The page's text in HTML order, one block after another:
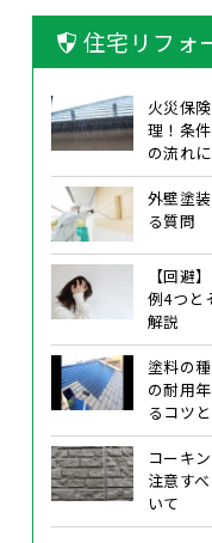
住宅リフォ
火災保
理！条
の流れ
外壁塗
る質問
【回避
例4つと
解説
塗料の
の耐用
るコツ
コーキ
注意す
いて